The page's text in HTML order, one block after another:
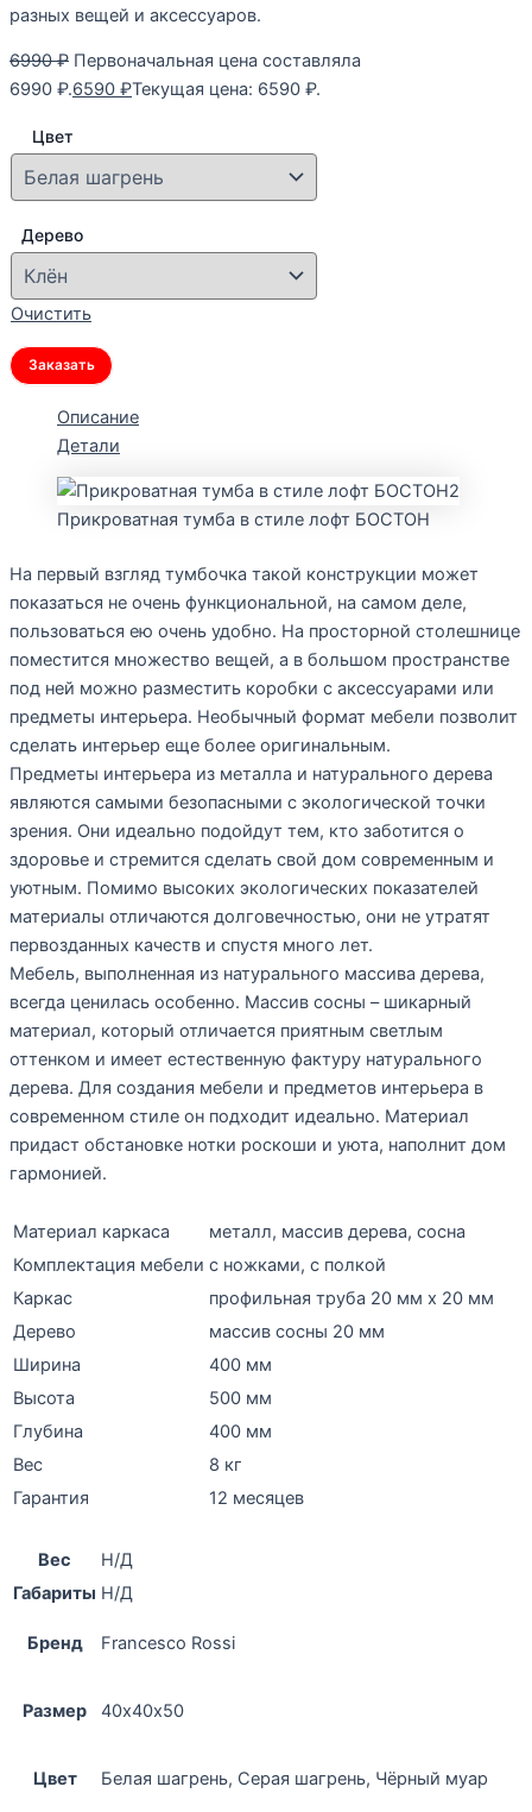
разных вещей и аксессуаров.
6990₽ Первоначальная цена составляла
6990 ₽.6590 ₽Текущая цена: 6590 ₽.
Цвет
Дерево
Очистить
Заказать
Описание
Детали
Прикроватная тумба в стиле лофт БОСТОН
На первый взгляд тумбочка такой конструкции может
показаться не очень функциональной, на самом деле,
пользоваться ею очень удобно. На просторной столешнице
поместится множество вещей, а в большом пространстве
под ней можно разместить коробки с аксессуарами или
предметы интерьера. Необычный формат мебели позволит
сделать интерьер еще более оригинальным.
Предметы интерьера из металла и натурального дерева
являются самыми безопасными с экологической точки
зрения. Они идеально подойдут тем, кто заботится о
здоровье и стремится сделать свой дом современным и
уютным. Помимо высоких экологических показателей
материалы отличаются долговечностью, они не утратят
первозданных качеств и спустя много лет.
Мебель, выполненная из натурального массива дерева,
всегда ценилась особенно. Массив сосны – шикарный
материал, который отличается приятным светлым
оттенком и имеет естественную фактуру натурального
дерева. Для создания мебели и предметов интерьера в
современном стиле он подходит идеально. Материал
придаст обстановке нотки роскоши и уюта, наполнит дом
гармонией.
Материал каркаса металл, массив дерева, сосна
Комплектация мебели с ножками, с полкой
Каркас
профильная труба 20 мм х 20 мм
Дерево
массив сосны 20 мм
Ширина
400 мм
Высота
500 мм
Глубина
400 мм
Вес
8 кг
Гарантия
12 месяцев
Вес
Н/Д
Габариты Н/Д
Бренд Francesco Rossi
Размер 40х40х50
Цвет Белая шагрень, Серая шагрень, Чёрный муар